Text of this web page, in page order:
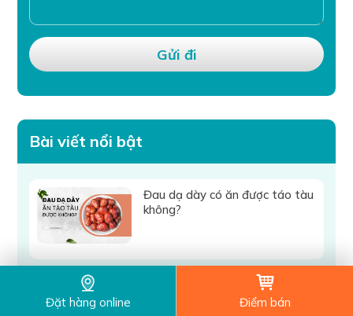
Bài viết nổi bật
Đau dạ dày có ăn được táo tàu
không?
Uống coca chữa đầy bụng – tin
Đặt hàng online Điểm bán